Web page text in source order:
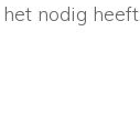
nodig